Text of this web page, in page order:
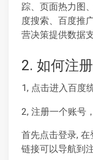
踪、页面热力图
度搜索、百度推
营决策提供数据
2. 如何注
1, 点击进入百度
2, 注册一个账号
首先点击登录,
链接可以导航到